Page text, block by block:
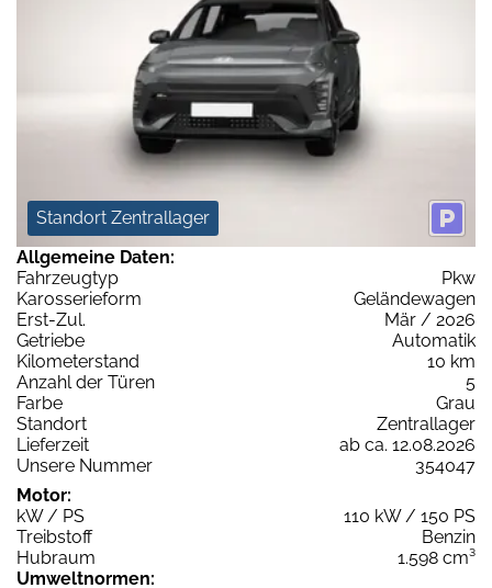
Standort Zentrallager
Allgemeine Daten:
Fahrzeugtyp
Pkw
Karosserieform
Geländewagen
Erst-Zul.
Mär / 2026
Getriebe
Automatik
Kilometerstand
10 km
Anzahl der Türen
5
Farbe
Grau
Standort
Zentrallager
Lieferzeit
ab ca. 12.08.2026
Unsere Nummer
354047
Motor:
kW / PS
110 kW / 150 PS
Treibstoff
Benzin
Hubraum
1.598 cm³
Umweltnormen: